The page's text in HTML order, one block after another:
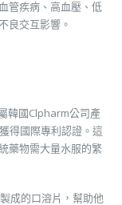
管疾病、高血壓、低
良交互影響。
韓國Clpharm公司產
得國際專利認證。這
藥物需大量水服的繁
成的口溶片，幫助他